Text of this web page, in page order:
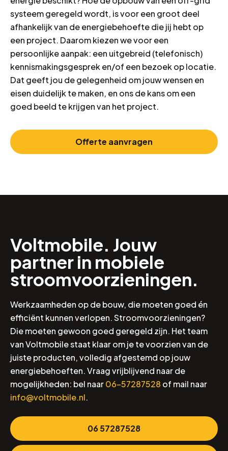
systeem geregeld wordt, is voor een groot deel
afhankelijk van de energiebehoefte die jij hebt op
een project. Daarom kiezen we voor een
persoonlijke aanpak: een uitgebreid (telefonisch)
kennismakingsgesprek en/of een bezoek op locatie.
Dat geeft jou de gelegenheid om jouw wensen en
eisen duidelijk te maken, en ons de kans om een
goed beeld te krijgen van het project.
Offerte aanvragen
Voltmobile. Jouw
partner in mobiele
stroomvoorzieningen.
Werkzaamheden op de bouw, die moeten goed én
efficiënt kunnen verlopen. Stroomvoorzieningen?
Die moeten gewoon goed geregeld zijn. Het team
van Voltmobile staat klaar om je te voorzien van de
juiste producten, volledig afgestemd op jouw
energiebehoeften. Vraag vrijblijvend naar de
mogelijkheden: bel naar06-57287528 of mail naar
info@voltmobile.nl.
06 57287528